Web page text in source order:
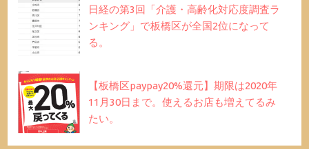
日経の第3回「介護・高齢化対応度調査ラ
ンキング」で板橋区が全国2位になって
る。
【板橋区paypay20%還元】期限は2020年
11月30日まで。使えるお店も増えてるみ
たい。